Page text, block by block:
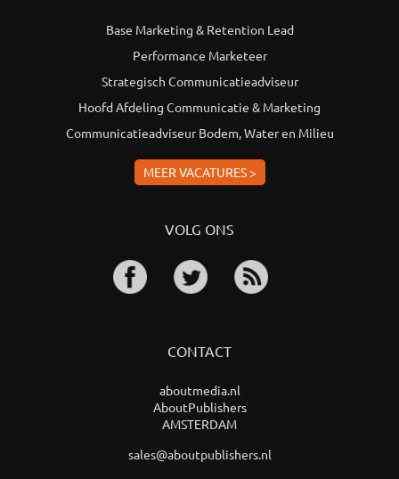
Base Marketing & Retention Lead
Performance Marketeer
Strategisch Communicatieadviseur
Hoofd Afdeling Communicatie & Marketing
Communicatieadviseur Bodem, Water en Milieu
MEER VACATURES >
VOLG ONS
CONTACT
aboutmedia.nl
AboutPublishers
AMSTERDAM
sales@aboutpublishers.nl